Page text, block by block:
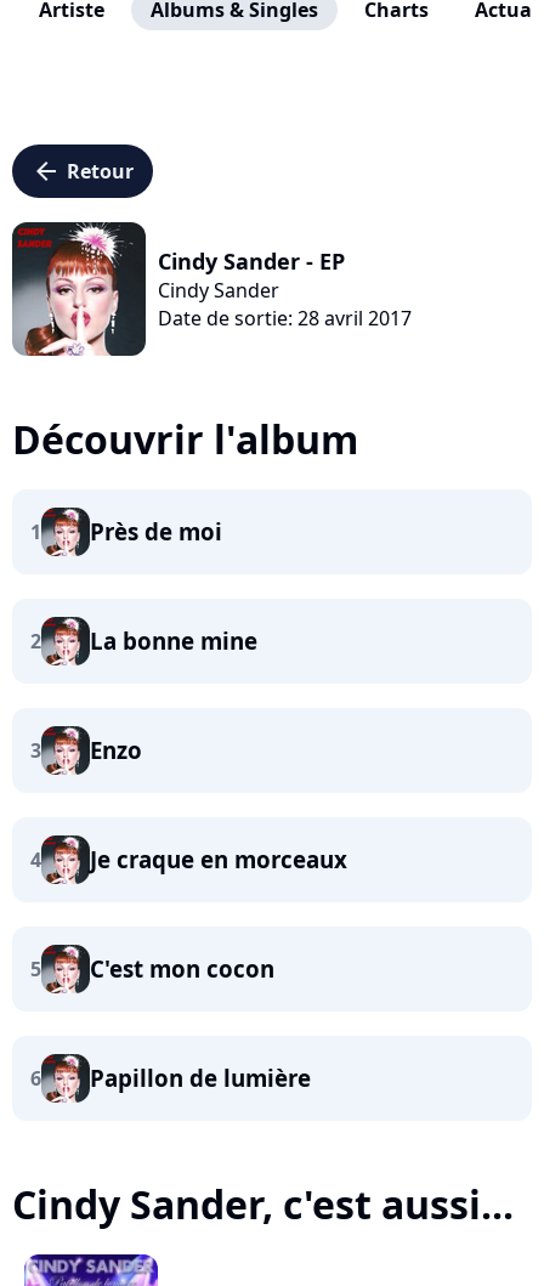
Artiste Albums & Singles Charts
arrow_left Retour
Cindy Sander - EP
Cindy Sander
Date de sortie: 28 avril 2017
Découvrir l'album
1 Près de moi
2 La bonne mine
3 Enzo
4 Je craque en morceaux
5 C'est mon cocon
6 Papillon de lumière
Cindy Sander, c'est aussi...